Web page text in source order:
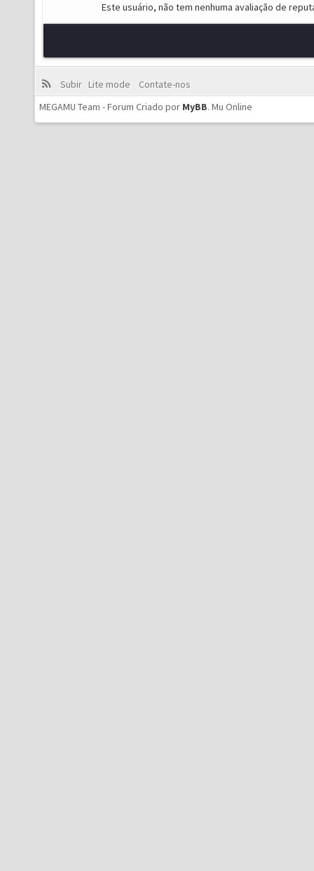
Este usuário, não tem nenhuma avaliação de
Subir Lite mode
Contate-nos
MEGAMU Team - Forum Criado por MyBB. Mu Online